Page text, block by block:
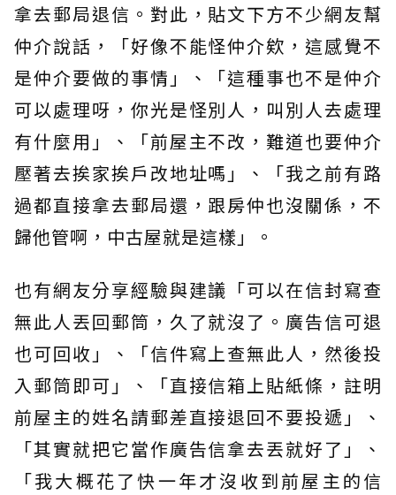
拿去郵局退信。對此，貼文下方不少網友幫
仲介說話，「好像不能怪仲介欸，這感覺不
是仲介要做的事情」、「這種事也不是仲介
可以處理呀，你光是怪別人，叫別人去處理
有什麼用」、「前屋主不改，難道也要仲介
壓著去挨家挨戶改地址嗎」、「我之前有路
過都直接拿去郵局還，跟房仲也沒關係，不
歸他管啊，中古屋就是這樣」。
也有網友分享經驗與建議「可以在信封寫查
無此人丟回郵筒，久了就沒了。廣告信可退
也可回收」、「信件寫上查無此人，然後投
入郵筒即可」、「直接信箱上貼紙條，註明
前屋主的姓名請郵差直接退回不要投遞」、
「其實就把它當作廣告信拿去丟就好了」、
「我大概花了快一年才沒收到前屋主的信